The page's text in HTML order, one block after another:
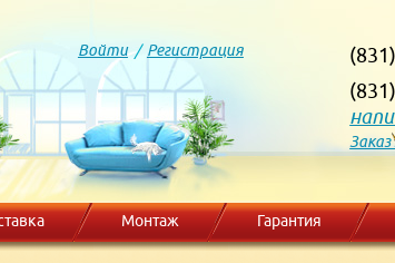
Войти/ Регистрация
Заказ
Монтаж Гарантия